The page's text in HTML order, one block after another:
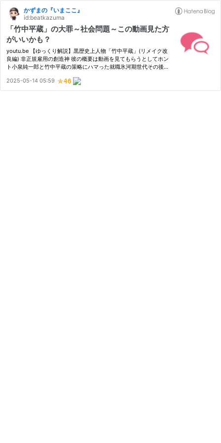
かずまの『いまここ』
id:beatkazuma
「竹中平蔵」の大罪～社会問題～この動画見た方
がいいかも？
youtu.be 【ゆっくり解説】黒歴史上人物「竹中平蔵」(リメイク改
良編) 非正規雇用の創造神 彼の概要は動画を見てもらうとしてホン
ト小泉純一郎と竹中平蔵の策略にハマった就職氷河期世代その後は
晴らしい（国の動向を完全に見切ってる）人が多く見て取れる。…
2025-05-14 05:59